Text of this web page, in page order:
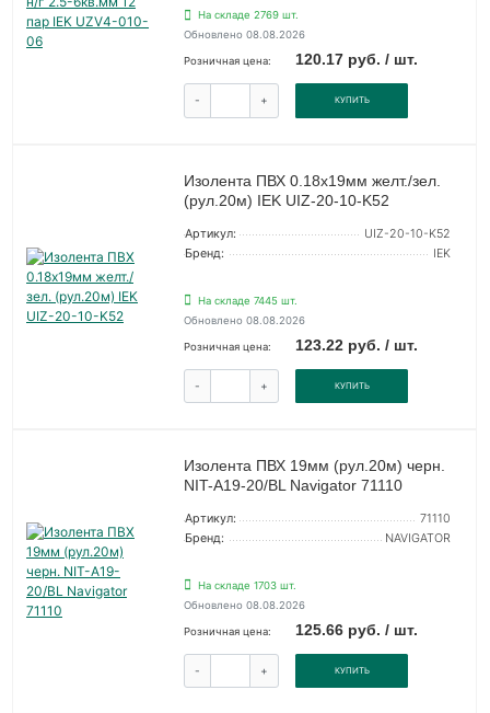
На складе 2769 шт.
Обновлено 08.08.2026
Розничная цена: 120.17 руб. / шт.
- + КУПИТЬ
Изолента ПВХ 0.18х19мм желт./зел.
(рул.20м) IEK UIZ-20-10-K52
Артикул:
UIZ-20-10-K52
Бренд:
IEK
На складе 7445 шт.
Обновлено 08.08.2026
Розничная цена: 123.22 руб. / шт.
- + КУПИТЬ
Изолента ПВХ 19мм (рул.20м) черн.
NIT-A19-20/BL Navigator 71110
Артикул:
71110
Бренд:
NAVIGATOR
На складе 1703 шт.
Обновлено 08.08.2026
Розничная цена: 125.66 руб. / шт.
- + КУПИТЬ